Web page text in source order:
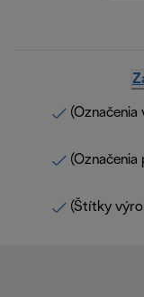
(Štítky